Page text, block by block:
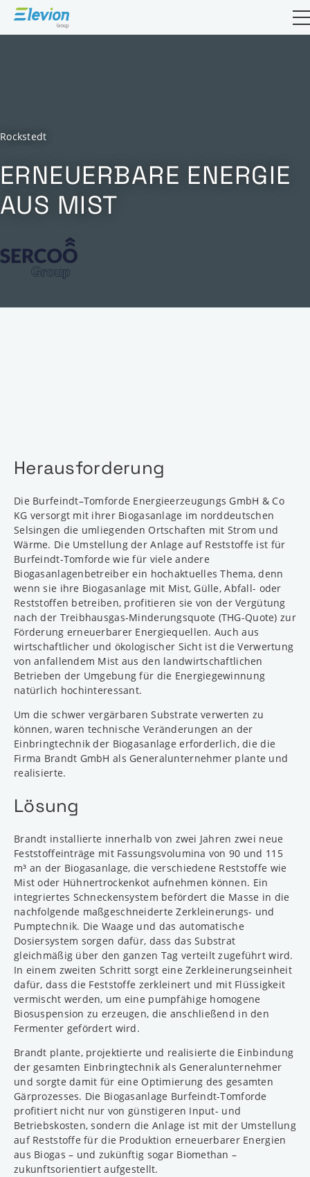
Rockstedt
ERNEUERBARE ENERGIE
AUS MIST
Herausforderung
Die Burfeindt–Tomforde Energieerzeugungs GmbH & Co
KG versorgt mit ihrer Biogasanlage im norddeutschen
Selsingen die umliegenden Ortschaften mit Strom und
Wärme. Die Umstellung der Anlage auf Reststoffe ist für
Burfeindt-Tomforde wie für viele andere
Biogasanlagenbetreiber ein hochaktuelles Thema, denn
wenn sie ihre Biogasanlage mit Mist, Gülle, Abfall- oder
Reststoffen betreiben, profitieren sie von der Vergütung
nach der Treibhausgas-Minderungsquote (THG-Quote) zur
Förderung erneuerbarer Energiequellen. Auch aus
wirtschaftlicher und ökologischer Sicht ist die Verwertung
von anfallendem Mist aus den landwirtschaftlichen
Betrieben der Umgebung für die Energiegewinnung
natürlich hochinteressant.
Um die schwer vergärbaren Substrate verwerten zu
können, waren technische Veränderungen an der
Einbringtechnik der Biogasanlage erforderlich, die die
Firma Brandt GmbH als Generalunternehmer plante und
realisierte.
Lösung
Brandt installierte innerhalb von zwei Jahren zwei neue
Feststoffeinträge mit Fassungsvolumina von 90 und 115
m³ an der Biogasanlage, die verschiedene Reststoffe wie
Mist oder Hühnertrockenkot aufnehmen können. Ein
integriertes Schneckensystem befördert die Masse in die
nachfolgende maßgeschneiderte Zerkleinerungs- und
Pumptechnik. Die Waage und das automatische
Dosiersystem sorgen dafür, dass das Substrat
gleichmäßig über den ganzen Tag verteilt zugeführt wird.
In einem zweiten Schritt sorgt eine Zerkleinerungseinheit
dafür, dass die Feststoffe zerkleinert und mit Flüssigkeit
vermischt werden, um eine pumpfähige homogene
Biosuspension zu erzeugen, die anschließend in den
Fermenter gefördert wird.
Brandt plante, projektierte und realisierte die Einbindung
der gesamten Einbringtechnik als Generalunternehmer
und sorgte damit für eine Optimierung des gesamten
Gärprozesses. Die Biogasanlage Burfeindt-Tomforde
profitiert nicht nur von günstigeren Input- und
Betriebskosten, sondern die Anlage ist mit der Umstellung
auf Reststoffe für die Produktion erneuerbarer Energien
aus Biogas – und zukünftig sogar Biomethan –
zukunftsorientiert aufgestellt.